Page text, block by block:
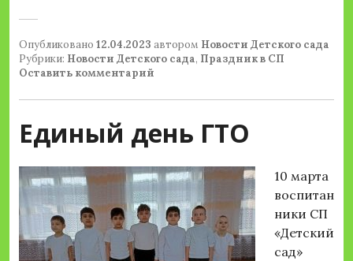
Опубликовано 12.04.2023 автором Новости Детского сада
Рубрики: Новости Детского сада, Праздник в СП
Оставить комментарий
Единый день ГТО
10 марта
воспитан
ники СП
«Детский
сад»